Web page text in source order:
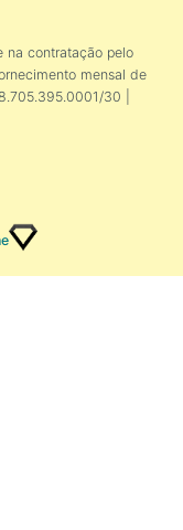
na contratação pelo
mensal de
30 |